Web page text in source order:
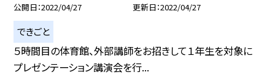
公開日 2022/04/27 更新日 2022/04/27
できごと
５時間目の体育館、外部講師をお招きして１年生を対象に
プレゼンテーション講演会を行...